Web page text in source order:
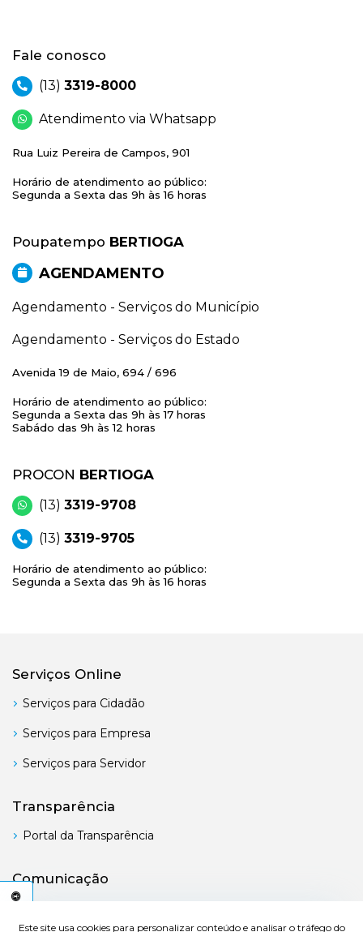
Este site usa cookies para personalizar conteúdo e analisar o tráfego do
Fale conosco
(13) 3319-8000
Atendimento via Whatsapp
Rua Luiz Pereira de Campos, 901
Horário de atendimento ao público:
Segunda a Sexta das 9h às 16 horas
Poupatempo BERTIOGA
AGENDAMENTO
Agendamento - Serviços do Município
Agendamento - Serviços do Estado
Avenida 19 de Maio, 694 / 696
Horário de atendimento ao público:
Segunda a Sexta das 9h às 17 horas
Sabádo das 9h às 12 horas
PROCON BERTIOGA
(13) 3319-9708
(13) 3319-9705
Horário de atendimento ao público:
Segunda a Sexta das 9h às 16 horas
Serviços Online
Serviços para Cidadão
Serviços para Empresa
Serviços para Servidor
Transparência
Portal da Transparência
Comunicação